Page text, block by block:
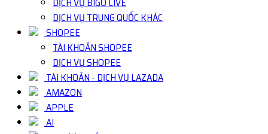
DỊCH VỤ TRUNG QUỐC KHÁC
SHOPEE
TÀI KHOẢN SHOPEE
DỊCH VỤ SHOPEE
TÀI KHOẢN - DỊCH VỤ LAZADA
AMAZON
APPLE
AI